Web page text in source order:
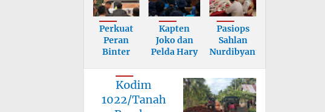
Perkuat
Peran
Binter
Mitigasi
Benc
Kapten
Joko dan
Pelda Hary
Pasiops
Sahlan
Nurdibyanto
Kodim
1022/Tanah